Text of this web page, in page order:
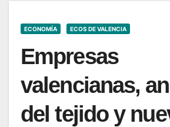
ECONOMÍA ECOS DE VALENCIA
Empresas
valencianas,
del tejido y